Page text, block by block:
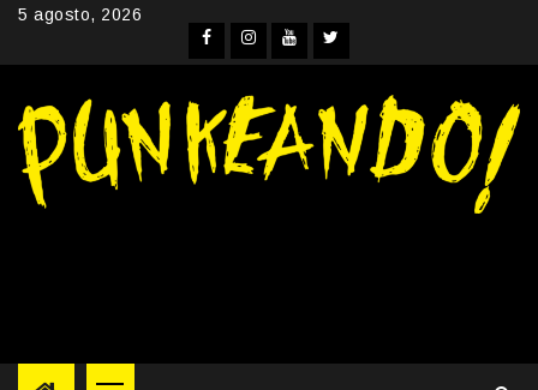
Skip5 agosto, 2026
Facebook
Instagram
YouTube
Twitter